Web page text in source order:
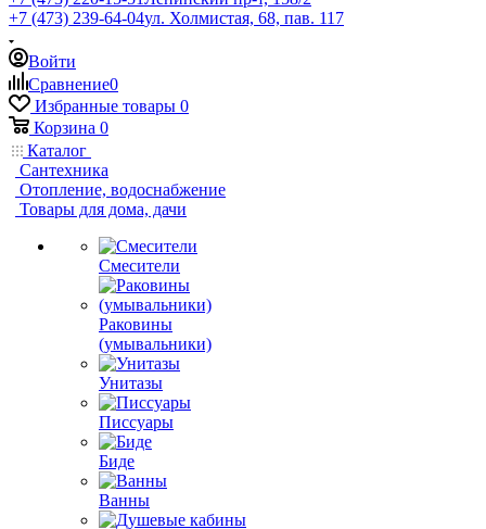
+7 (473) 239-64-04ул. Холмистая, 68, пав. 117
Войти
Сравнение0
Избранные товары 0
Корзина 0
Каталог
Сантехника
Отопление, водоснабжение
Товары для дома, дачи
Смесители
Раковины
(умывальники)
Унитазы
Писсуары
Биде
Ванны